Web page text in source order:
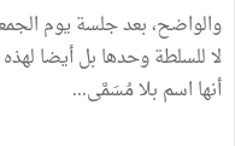
والواضح، بعد جلسة يوم
لا للسلطة وحدها بل أيضا لهذه
أنها اسم بلا مُسَمَّى...